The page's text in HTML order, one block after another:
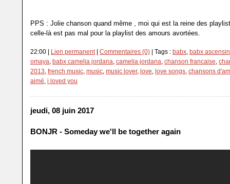
PPS : Jolie chanson quand même , moi qui est la reine des
celle-là est pas mal pour la playlist des amours avortées.
22:00 | Lien permanent | Commentaires (0) | Tags : babx babx
omaya babx camelia jordana camelia jordana chanson francaise
2013 french music music music lover, love love songs chansons
aimé i loved you
jeudi, 08 juin 2017
BONJR - Someday we'll be together again